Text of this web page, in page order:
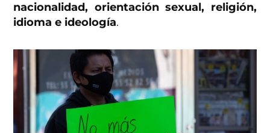
nacionalidad, orientación sexual, religión,
idioma e ideología.